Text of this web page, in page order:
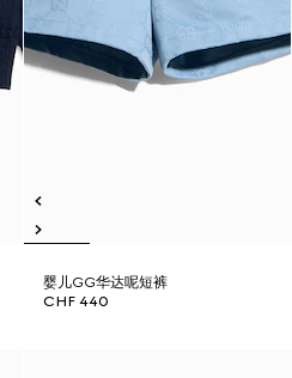
婴儿GG华达呢短裤
CHF 440